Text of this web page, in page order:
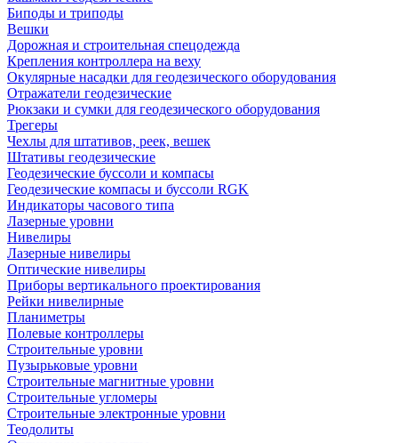
Биподы и триподы
Вешки
Дорожная и строительная спецодежда
Крепления контроллера на веху
Окулярные насадки для геодезического оборудования
Отражатели геодезические
Рюкзаки и сумки для геодезического оборудования
Трегеры
Чехлы для штативов, реек, вешек
Штативы геодезические
Геодезические буссоли и компасы
Геодезические компасы и буссоли RGK
Индикаторы часового типа
Лазерные уровни
Нивелиры
Лазерные нивелиры
Оптические нивелиры
Приборы вертикального проектирования
Рейки нивелирные
Планиметры
Полевые контроллеры
Строительные уровни
Пузырьковые уровни
Строительные магнитные уровни
Строительные угломеры
Строительные электронные уровни
Теодолиты